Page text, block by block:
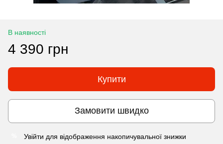
В наявності
4 390 грн
Купити
Замовити швидко
Увійти для відображення накопичувальної знижки